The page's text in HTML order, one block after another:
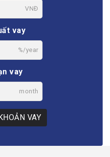
VNĐ
vay
%/year
vay
month
VAY